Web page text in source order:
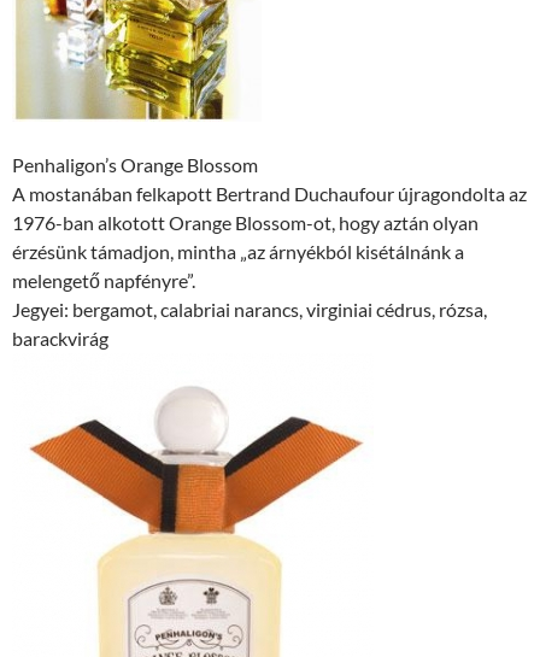
Penhaligon’s Orange Blossom
A mostanában felkapott Bertrand Duchaufour újragondolta az
1976-ban alkotott Orange Blossom-ot, hogy aztán olyan
érzésünk támadjon, mintha „az árnyékból kisétálnánk a
melengető napfényre”.
Jegyei: bergamot, calabriai narancs, virginiai cédrus, rózsa,
barackvirág